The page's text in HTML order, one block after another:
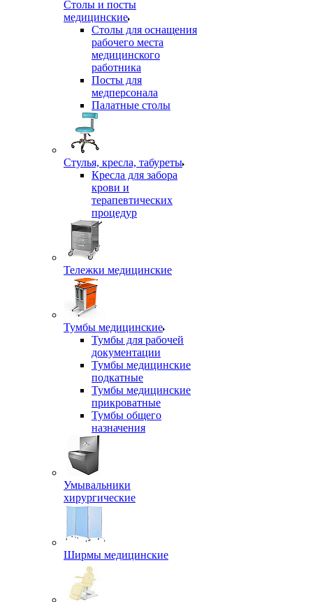
Столы и посты
медицинские
Столы для оснащения
рабочего места
медицинского
работника
Посты для
медперсонала
Палатные столы
Стулья, кресла, табуреты
Кресла для забора
крови и
терапевтических
процедур
Тележки медицинские
Тумбы медицинские
Тумбы для рабочей
документации
Тумбы медицинские
подкатные
Тумбы медицинские
прикроватные
Тумбы общего
назначения
Умывальники
хирургические
Ширмы медицинские